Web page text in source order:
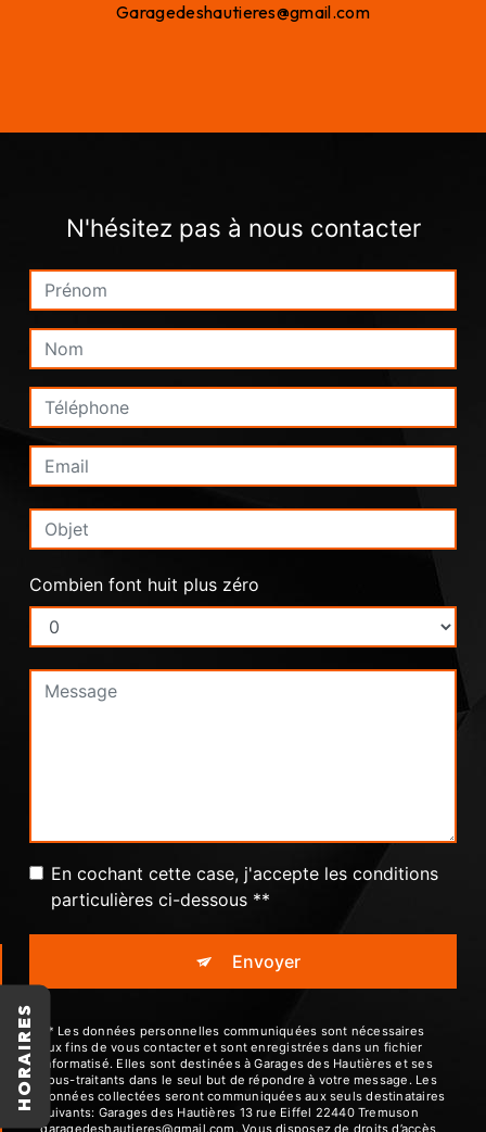
garagedeshautieres@gmail.com
N'hésitez pas à nous contacter
Combien font huit plus zéro
En cochant cette case, j'accepte les conditions
particulières ci-dessous **
Envoyer
** Les données personnelles communiquées sont nécessaires
aux fins de vous contacter et sont enregistrées dans un fichier
informatisé. Elles sont destinées à Garages des Hautières et ses
sous-traitants dans le seul but de répondre à votre message. Les
données collectées seront communiquées aux seuls destinataires
suivants: Garages des Hautières 13 rue Eiffel 22440 Tremuson
HORAIRES